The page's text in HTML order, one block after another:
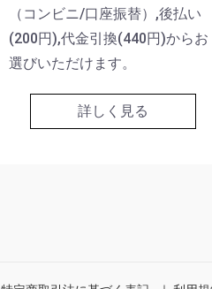
（コンビニ/口座振替）,後払い
(200円),代金引換(440円)からお
選びいただけます。
詳しく見る